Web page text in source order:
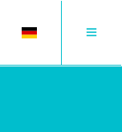
Toggle
Toggle